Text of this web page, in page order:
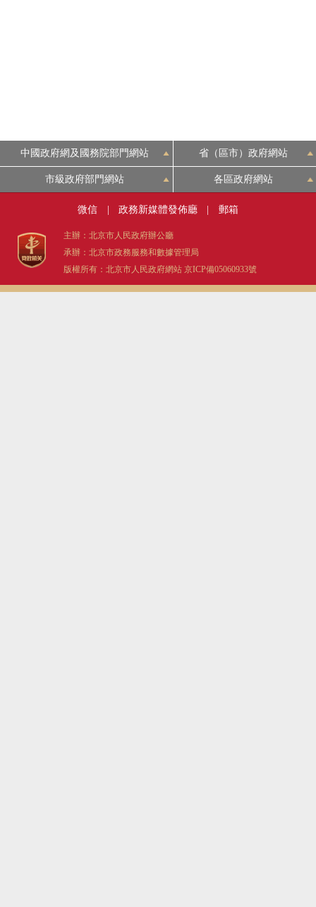
中國政府網及國務院部門網站 省（區市）政府網站
市級政府部門網站 各區政府網站
微信 政務新媒體發佈廳 郵箱
主辦：北京市人民政府辦公廳
承辦：北京市政務服務和數據管理局
版權所有：北京市人民政府網站 京ICP備05060933號